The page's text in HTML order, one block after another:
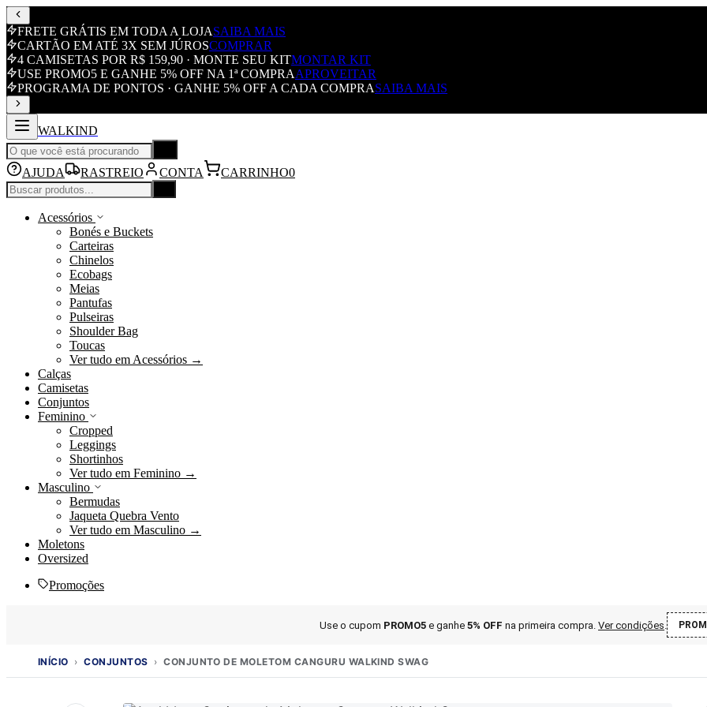
FRETE GRÁTIS EM TODA A LOJASAIBA MAIS
CARTÃO EM ATÉ 3X SEM JÚROSCOMPRAR
4 CAMISETAS POR R$ 159,90 · MONTE SEU KITMONTAR KIT
USE PROMO5 E GANHE 5% OFF NA 1ª COMPRAAPROVEITAR
PROGRAMA DE PONTOS · GANHE 5% OFF A CADA COMPRASAIBA MAIS
WALKIND
AJUDA RASTREIO CONTA CARRINHO0
Acessórios
Bonés e Buckets
Carteiras
Chinelos
Ecobags
Meias
Pantufas
Pulseiras
Shoulder Bag
Toucas
Ver tudo em Acessórios →
Calças
Camisetas
Conjuntos
Feminino
Cropped
Leggings
Shortinhos
Ver tudo em Feminino →
Masculino
Bermudas
Jaqueta Quebra Vento
Ver tudo em Masculino →
Moletons
Oversized
Promoções
Use o cupom PROMO5 e ganhe 5% OFF na primeira compra Ver condições
o
INÍCIO › CONJUNTOS › CONJUNTO DE MOLETOM CANGURU WALKIND SWAG